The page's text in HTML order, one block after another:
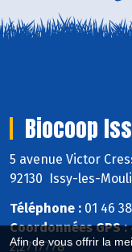
Afin de vous offrir la
Biocoop
5 avenue Victor
92130 Issy-les-
Téléphone : 01 46
Coordonnées GPS :
2,2717778 °